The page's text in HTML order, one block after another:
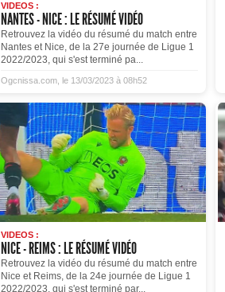
VIDEOS :
NANTES - NICE : LE RÉSUMÉ VIDÉO
Retrouvez la vidéo du résumé du match entre
Nantes et Nice, de la 27e journée de Ligue 1
2022/2023, qui s'est terminé pa...
Ogcnissa.com, le 13/03/2023 à 08h52
VIDEOS :
NICE - REIMS : LE RÉSUMÉ VIDÉO
Retrouvez la vidéo du résumé du match entre
Nice et Reims, de la 24e journée de Ligue 1
2022/2023, qui s'est terminé par...